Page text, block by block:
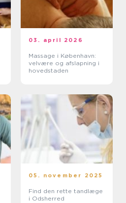
03. april 2026
Massage i København:
velvære og afslapning i
hovedstaden
05. november 2025
Find den rette tandlæge
i Odsherred